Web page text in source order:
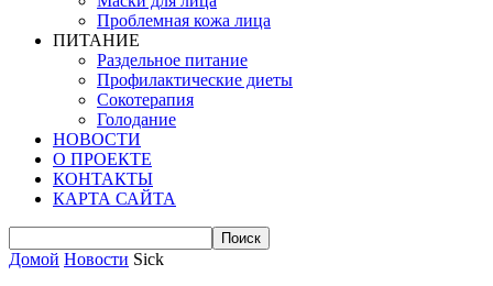
Проблемная кожа лица
ПИТАНИЕ
Раздельное питание
Профилактические диеты
Сокотерапия
Голодание
НОВОСТИ
О ПРОЕКТЕ
КОНТАКТЫ
КАРТА САЙТА
Домой Новости Sick